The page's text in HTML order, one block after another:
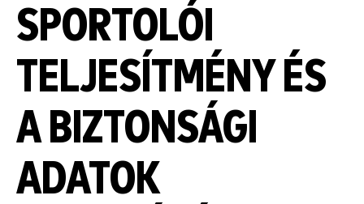
SPORTOLÓI
TELJESÍTMÉNY ÉS
A BIZTONSÁGI
ADATOK